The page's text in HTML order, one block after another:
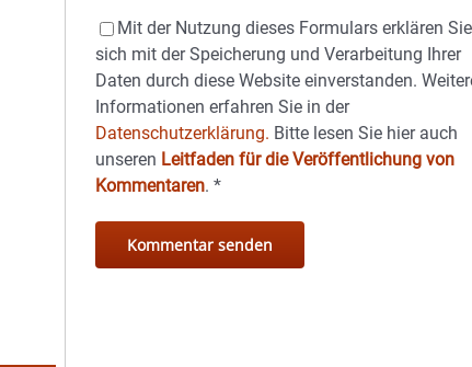
Mit der Nutzung dieses Formulars erklären Sie
sich mit der Speicherung und Verarbeitung Ihrer
Daten durch diese Website einverstanden.
Informationen erfahren Sie in der
Datenschutzerklärung. Bitte lesen Sie hier auch
unseren Leitfaden für die Veröffentlichung von
Kommentaren.*